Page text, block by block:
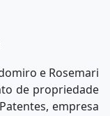
e Rosemari
de propriedade
empresa